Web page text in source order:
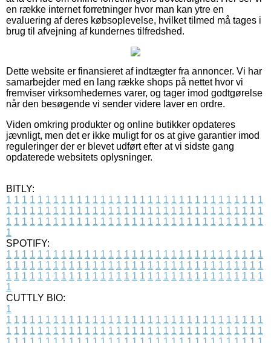
en række internet forretninger hvor man kan ytre en
evaluering af deres købsoplevelse, hvilket tilmed må tages i
brug til afvejning af kundernes tilfredshed.
Dette website er finansieret af indtægter fra annoncer. Vi har
samarbejder med en lang række shops på nettet hvor vi
fremviser virksomhedernes varer, og tager imod godtgørelse
når den besøgende vi sender videre laver en ordre.
Viden omkring produkter og online butikker opdateres
jævnligt, men det er ikke muligt for os at give garantier imod
reguleringer der er blevet udført efter at vi sidste gang
opdaterede websitets oplysninger.
BITLY:
1 1 1 1 1 1 1 1 1 1 1 1 1 1 1 1 1 1 1 1 1 1 1 1 1 1 1 1 1 1 1 1 1
1 1 1 1 1 1 1 1 1 1 1 1 1 1 1 1 1 1 1 1 1 1 1 1 1 1 1 1 1 1 1 1 1
1 1 1 1 1 1 1 1 1 1 1 1 1 1 1 1 1 1 1 1 1 1 1 1 1 1 1 1 1 1 1 1 1
1
SPOTIFY:
1 1 1 1 1 1 1 1 1 1 1 1 1 1 1 1 1 1 1 1 1 1 1 1 1 1 1 1 1 1 1 1 1
1 1 1 1 1 1 1 1 1 1 1 1 1 1 1 1 1 1 1 1 1 1 1 1 1 1 1 1 1 1 1 1 1
1 1 1 1 1 1 1 1 1 1 1 1 1 1 1 1 1 1 1 1 1 1 1 1 1 1 1 1 1 1 1 1 1
1
CUTTLY BIO:
1
1 1 1 1 1 1 1 1 1 1 1 1 1 1 1 1 1 1 1 1 1 1 1 1 1 1 1 1 1 1 1 1 1
1 1 1 1 1 1 1 1 1 1 1 1 1 1 1 1 1 1 1 1 1 1 1 1 1 1 1 1 1 1 1 1 1